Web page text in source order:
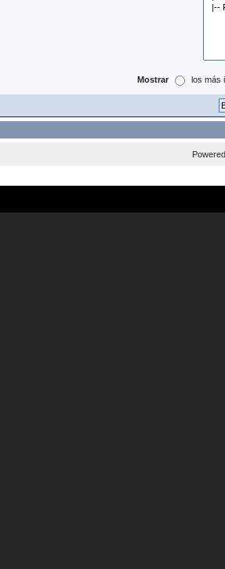
Mostrar los más